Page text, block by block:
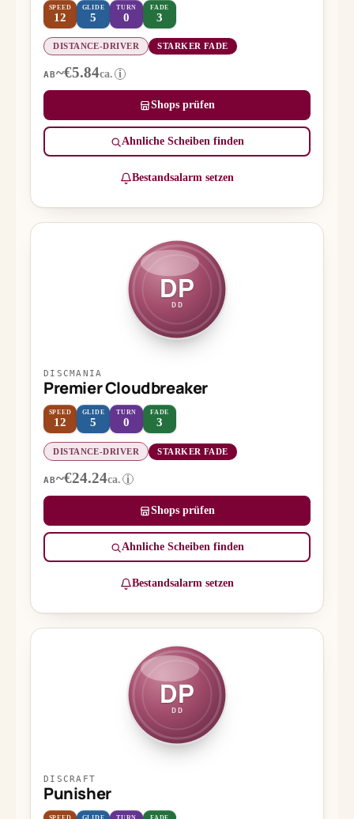
SPEED
12
GLIDE
5
TURN
0
FADE
3
DISTANCE-DRIVER STARKER FADE
AB~€5.84ca. i
Shops prüfen
Ähnliche Scheiben finden
Bestandsalarm setzen
DP
DD
DISCMANIA
Premier Cloudbreaker
SPEED
12
GLIDE
5
TURN
0
FADE
3
DISTANCE-DRIVER STARKER FADE
AB~€24.24ca. i
Shops prüfen
Ähnliche Scheiben finden
Bestandsalarm setzen
DP
DD
DISCRAFT
Punisher